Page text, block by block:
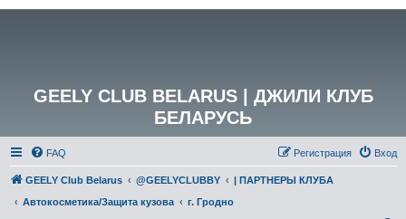
GEELY CLUB BELARUS | ДЖИЛИ КЛУБ
БЕЛАРУСЬ
FAQ Вход
Регистрация
GEELY Club Belarus @GEELYCLUBBY
| ПАРТНЕРЫ КЛУБА
Автокосметика/Защита кузова
г. Гродно